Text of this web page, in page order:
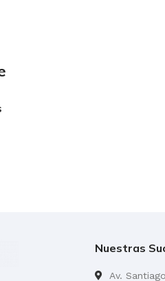
Nuestras
Av.